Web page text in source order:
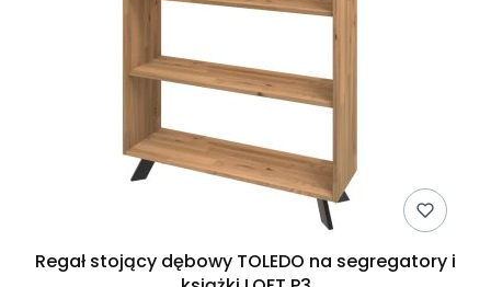
Regał stojący dębowy TOLEDO na segregatory i